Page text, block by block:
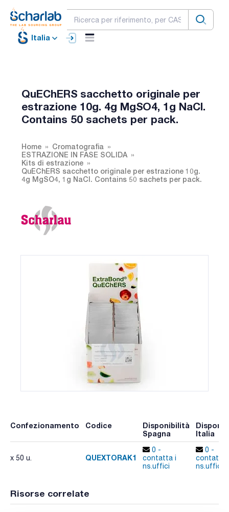
Italia
QuEChERS sacchetto originale per
estrazione 10g. 4g MgSO4, 1g NaCl.
Contains 50 sachets per pack.
Home
Cromatografia
ESTRAZIONE IN FASE SOLIDA
Kits di estrazione
QuEChERS sacchetto originale per estrazione 10g.
4g MgSO4, 1g NaCl. Contains 50 sachets per pack.
Confezionamento Codice
Disponibilità
Spagna
Italia
x 50 u. QUEXTORAK1
0 -
contatta i
ns.uffici
0 -
contatta i
ns.uffici
Risorse correlate